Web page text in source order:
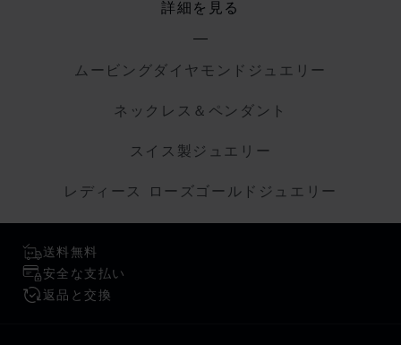
詳細を見る
ムービングダイヤモンドジュエリー
ネックレス＆ペンダント
スイス製ジュエリー
レディース ローズゴールドジュエリー
送料無料
安全な支払い
返品と交換